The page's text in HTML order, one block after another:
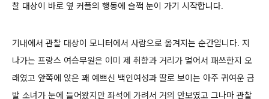
찰 대상이 바로 옆 커플의 행동에 슬쩍 눈이 가기 시작합니다.
기내에서 관찰 대상이 모니터에서 사람으로 옮겨지는 순간입니다. 지
나가는 프랑스 여승무원은 이미 제 취향과 거리가 멀어서 패쓰한지 오
래였고 앞쪽에 앉은 꽤 예쁘신 백인여성과 딸로 보이는 아주 귀여운 금
발 소녀가 눈에 들어왔지만 좌석에 가려서 거의 안보였고 그나마 관찰